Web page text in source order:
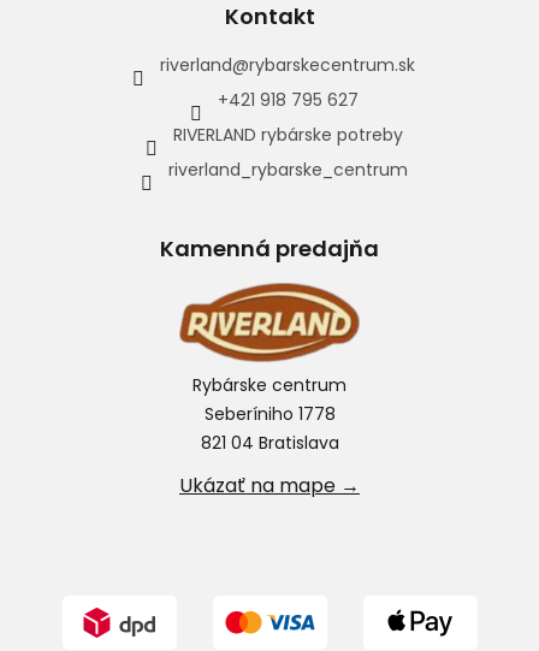
Kontakt
riverland@rybarskecentrum.sk
+421 918 795 627
RIVERLAND rybárske potreby
riverland_rybarske_centrum
Kamenná predajňa
Rybárske centrum
Seberíniho 1778
821 04 Bratislava
Ukázať na mape →